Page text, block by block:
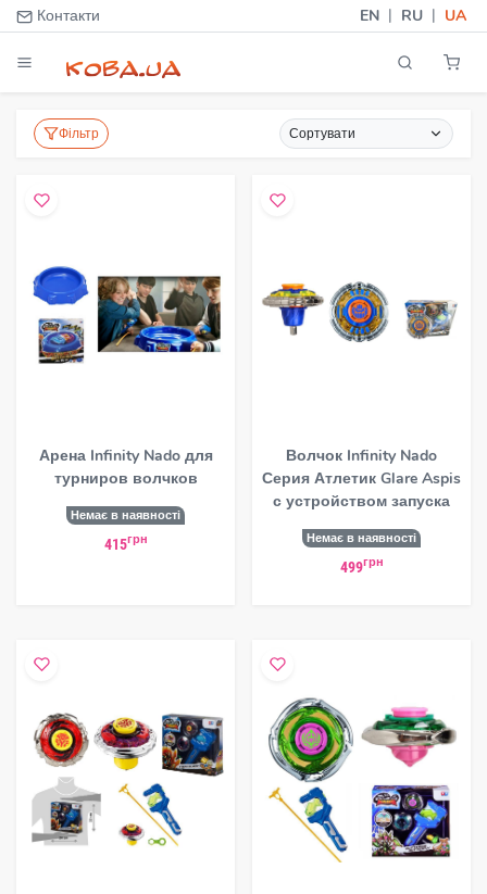
Контакти EN | RU | UA
Фільтр Сортувати
Арена Infinity Nado для
турниров волчков
Немає в наявності
415грн
Волчок Infinity Nado
Серия Атлетик Glare Aspis
с устройством запуска
Немає в наявності
499грн